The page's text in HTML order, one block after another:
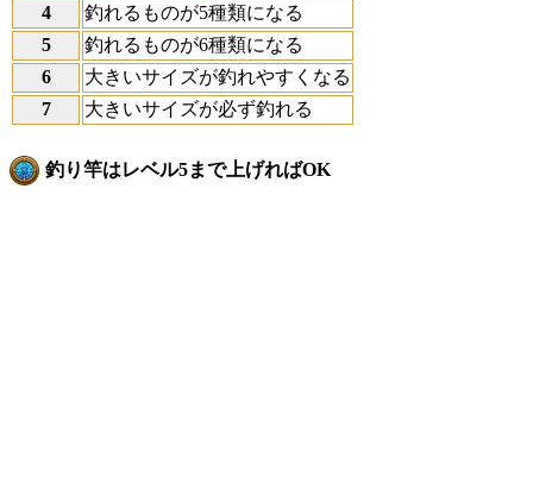
4
釣れるものが5種類になる
5
釣れるものが6種類になる
6
大きいサイズが釣れやすくなる
7
大きいサイズが必ず釣れる
釣り竿はレベル5まで上げればOK